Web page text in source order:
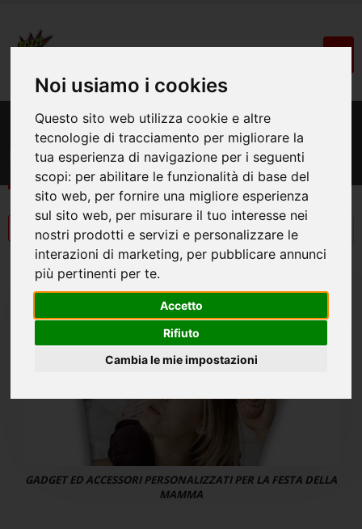
Noi usiamo i cookies
Questo sito web utilizza cookie e altre
tecnologie di tracciamento per migliorare la
tua esperienza di navigazione per i seguenti
scopi: per abilitare le funzionalità di base del
sito web, per fornire una migliore esperienza
sul sito web, per misurare il tuo interesse nei
nostri prodotti e servizi e personalizzare le
interazioni di marketing, per pubblicare annunci
più pertinenti per te.
Accetto
Rifiuto
Cambia le mie impostazioni
HOME NEWS FESTA DELLA MAMMA
News
GADGET ED ACCESSORI PERSONALIZZATI PER LA FESTA DELLA
MAMMA